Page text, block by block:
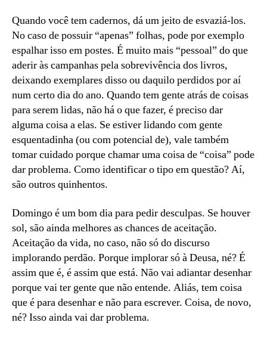
Quando você tem cadernos, dá um jeito de esvaziá-los.
No caso de possuir “apenas” folhas, pode por exemplo
espalhar isso em postes. É muito mais “pessoal” do que
aderir às campanhas pela sobrevivência dos livros,
deixando exemplares disso ou daquilo perdidos por aí
num certo dia do ano. Quando tem gente atrás de coisas
para serem lidas, não há o que fazer, é preciso dar
alguma coisa a elas. Se estiver lidando com gente
esquentadinha (ou com potencial de), vale também
tomar cuidado porque chamar uma coisa de “coisa” pode
dar problema. Como identificar o tipo em questão? Aí,
são outros quinhentos.
Domingo é um bom dia para pedir desculpas. Se houver
sol, são ainda melhores as chances de aceitação.
Aceitação da vida, no caso, não só do discurso
implorando perdão. Porque implorar só à Deusa, né? É
assim que é, é assim que está. Não vai adiantar desenhar
porque vai ter gente que não entende. Aliás, tem coisa
que é para desenhar e não para escrever. Coisa, de novo,
né? Isso ainda vai dar problema.